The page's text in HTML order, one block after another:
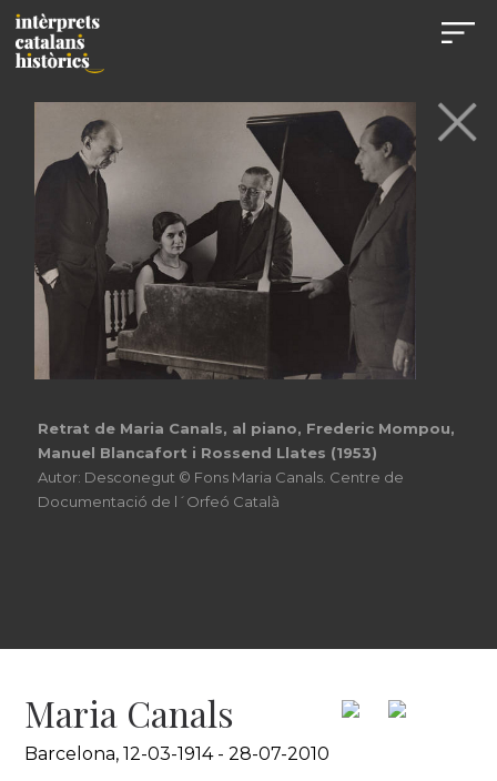
Retrat de Maria Canals, al piano, Frederic Mompou,
Manuel Blancafort i Rossend Llates (1953)
Autor: Desconegut © Fons Maria Canals. Centre de
Documentació de l´Orfeó Català
Maria Canals
Barcelona, 12-03-1914 - 28-07-2010